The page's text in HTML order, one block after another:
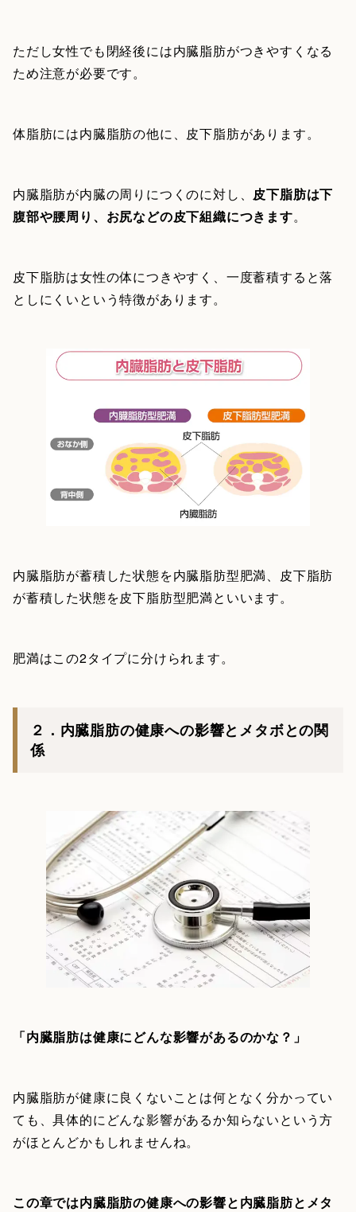
ただし女性でも閉経後には内臓脂肪がつきやすくなる
ため注意が必要です。
体脂肪には内臓脂肪の他に、皮下脂肪があります。
内臓脂肪が内臓の周りにつくのに対し、 皮下脂肪は下
腹部や腰周り、お尻などの皮下組織につきます。
皮下脂肪は女性の体につきやすく、一度蓄積すると落
としにくいという特徴があります。
内臓脂肪が蓄積した状態を内臓脂肪型肥満、皮下脂肪
が蓄積した状態を皮下脂肪型肥満といいます。
肥満はこの2タイプに分けられます。
２．内臓脂肪の健康への影響とメタボとの関
係
「内臓脂肪は健康にどんな影響があるのかな？」
内臓脂肪が健康に良くないことは何となく分かってい
ても、具体的にどんな影響があるか知らないという方
がほとんどかもしれませんね。
この章では内臓脂肪の健康への影響と内臓脂肪とメタ